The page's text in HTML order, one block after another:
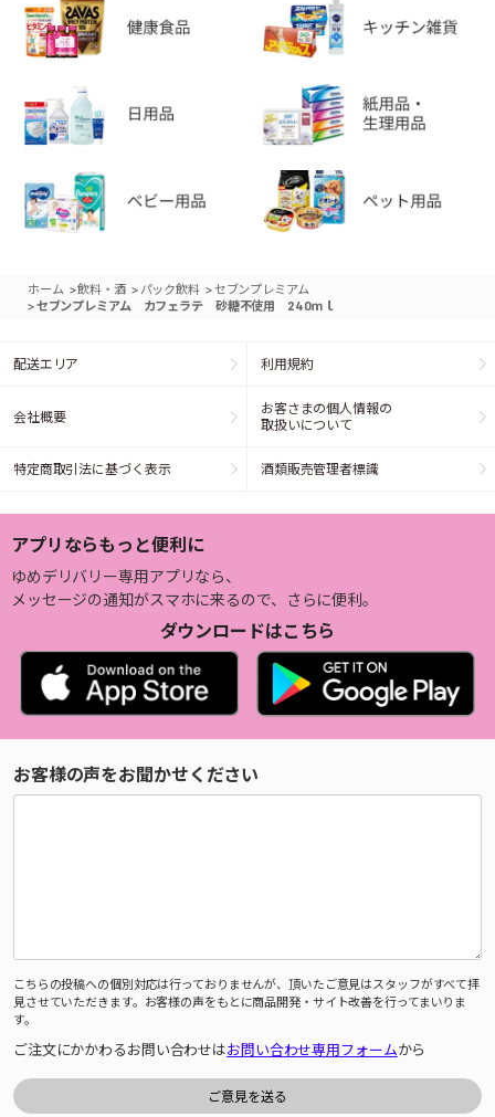
ホーム >飲料・酒 > パック飲料 >セブンプレミアム
>セブンプレミアム カフェラテ 砂糖不使用 240ｍｌ
配送エリア 利用規約
会社概要
お客さまの個人情報の
取扱いについて
特定商取引法に基づく表示 酒類販売管理者標識
アプリならもっと便利に
ゆめデリバリー専用アプリなら、
メッセージの通知がスマホに来るので、さらに便利。
ダウンロードはこちら
お客様の声をお聞かせください
こちらの投稿への個別対応は行っておりませんが、頂いたご意見はスタッフがすべて拝
見させていただきます。お客様の声をもとに商品開発・サイト改善を行ってまいりま
す。
ご注文にかかわるお問い合わせはお問い合わせ専用フォームから